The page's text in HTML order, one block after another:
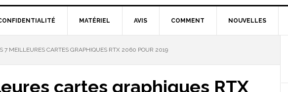
MATÉRIEL AVIS COMMENT NOUVELLES
7 MEILLEURES CARTES GRAPHIQUES RTX 2060 POUR 2019
cartes graphiques RTX